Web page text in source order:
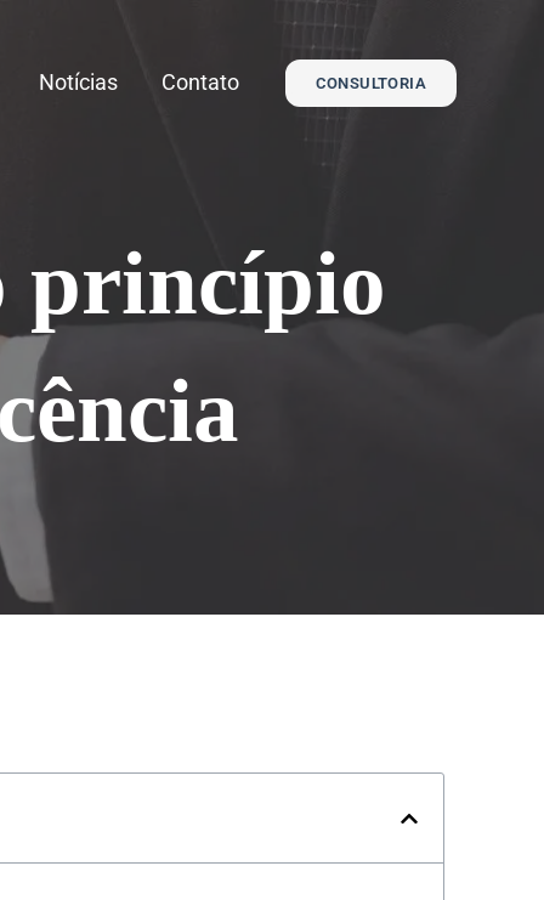
Notícias Contato CONSULTORIA
princípio